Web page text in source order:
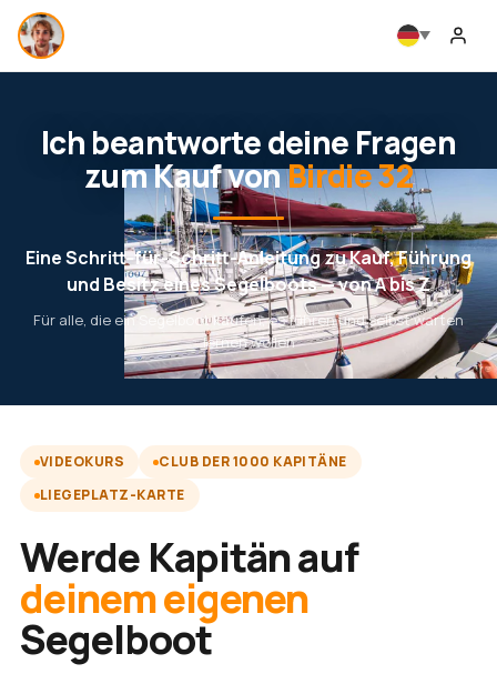
Ich beantworte deine Fragen
zum Kauf vonBirdie 32
Eine Schritt-für-Schritt-Anleitung zu Kauf, Führung
und Besitz eines Segelboots — von A bis Z
Für alle, die ein Segelboot kaufen, es führen und selbst warten
lernen wollen
VIDEOKURS
CLUB DER 1000 KAPITÄNE
LIEGEPLATZ-KARTE
Werde Kapitän auf
deinem eigenen
Segelboot